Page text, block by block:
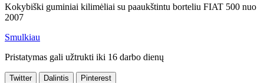
Kokybiški guminiai kilimėliai su paaukštintu borteliu FIAT 500 nuo
2007
Smulkiau
Pristatymas gali užtrukti iki 16 darbo dienų
Twitter Dalintis Pinterest